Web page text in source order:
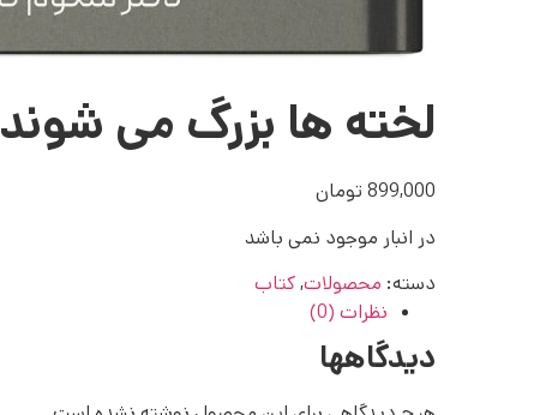
لخته ها بزرگ می شوند
899,000 تومان
در انبار موجود نمی باشد
دسته: محصولات,کتاب
نظرات (0)
دیدگاهها